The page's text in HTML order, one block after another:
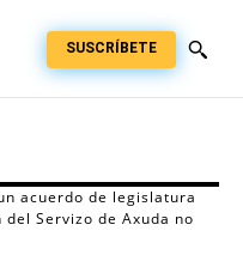
SUSCRÍBETE
acuerdo de legislatura
Servizo de Axuda no